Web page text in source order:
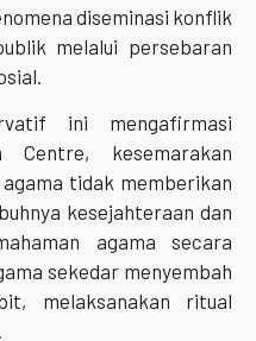
diseminasi konflik
melalui persebaran
ini mengafirmasi
Centre, kesemarakan
tidak memberikan
kesejahteraan dan
agama secara
sekedar menyembah
melaksanakan ritual